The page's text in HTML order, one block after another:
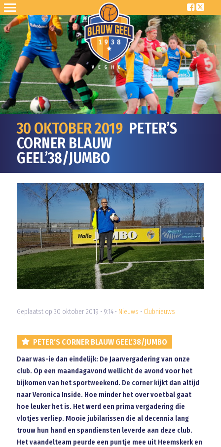
30 OKTOBER 2019PETER’S
CORNER BLAUW
GEEL’38/JUMBO
Geplaatst op 30 oktober 2019 • 9:14 • Nieuws • Clubnieuws
PETER’S CORNER BLAUW GEEL’38/JUMBO
Daar was-ie dan eindelijk: De Jaarvergadering van onze
club. Op een maandagavond wellicht de avond voor het
bijkomen van het sportweekend. De corner kijkt dan altijd
naar Veronica Inside. Hoe minder het over voetbal gaat
hoe leuker het is. Het werd een prima vergadering die
vlotjes verliep. Mooie jubilarissen die al decennia lang
trouw hun hand en spandiensten leverde aan deze club.
Het vaandelteam peurde een puntje mee uit Heemskerk en